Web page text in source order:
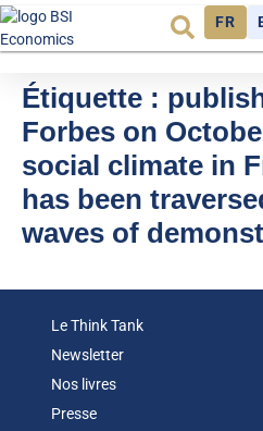
FR
Étiquette :
Forbes on
social climate in
has been
waves of
Le Think Tank
Newsletter
Nos livres
Presse